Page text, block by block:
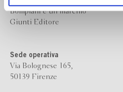
Bompiani è un marchio
Giunti Editore
Sede operativa
Via Bolognese 165,
50139 Firenze